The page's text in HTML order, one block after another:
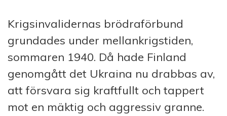
Krigsinvalidernas brödra­för­bund
grundades under mellan­krigstiden,
sommar­en 1940. Då hade Finland
genom­gått det Ukraina nu drabbas av,
att försvara sig kraft­fullt och tappert
mot en mäktig och aggressiv granne.